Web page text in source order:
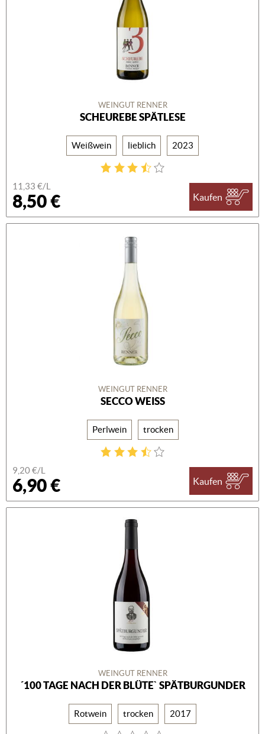
WEINGUT RENNER
SCHEUREBE SPÄTLESE
Weißwein lieblich 2023
11,33 €/L
8,50 € Kaufen
WEINGUT RENNER
SECCO WEISS
Perlwein trocken
9,20 €/L
6,90 € Kaufen
WEINGUT RENNER
´100 TAGE NACH DER BLÜTE` SPÄTBURGUNDER
Rotwein trocken 2017